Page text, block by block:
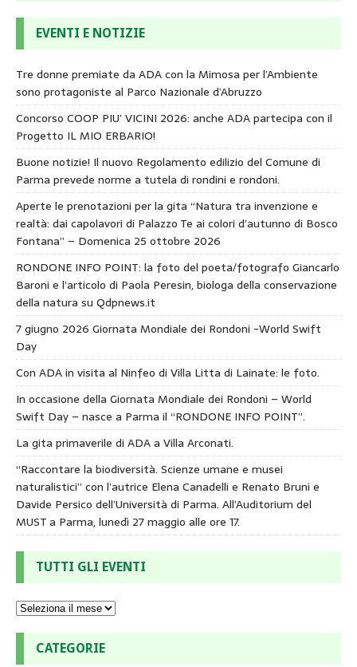
EVENTI E NOTIZIE
Tre donne premiate da ADA con la Mimosa per l’Ambiente
sono protagoniste al Parco Nazionale d’Abruzzo
Concorso COOP PIU’ VICINI 2026: anche ADA partecipa con il
Progetto IL MIO ERBARIO!
Buone notizie! Il nuovo Regolamento edilizio del Comune di
Parma prevede norme a tutela di rondini e rondoni.
Aperte le prenotazioni per la gita “Natura tra invenzione e
realtà: dai capolavori di Palazzo Te ai colori d’autunno di Bosco
Fontana” – Domenica 25 ottobre 2026
RONDONE INFO POINT: la foto del poeta/fotografo Giancarlo
Baroni e l’articolo di Paola Peresin, biologa della conservazione
della natura su Qdpnews.it
7 giugno 2026 Giornata Mondiale dei Rondoni -World Swift
Day
Con ADA in visita al Ninfeo di Villa Litta di Lainate: le foto.
In occasione della Giornata Mondiale dei Rondoni – World
Swift Day – nasce a Parma il “RONDONE INFO POINT”.
La gita primaverile di ADA a Villa Arconati.
“Raccontare la biodiversità. Scienze umane e musei
naturalistici” con l’autrice Elena Canadelli e Renato Bruni e
Davide Persico dell’Università di Parma. All’Auditorium del
MUST a Parma, lunedì 27 maggio alle ore 17.
TUTTI GLI EVENTI
CATEGORIE